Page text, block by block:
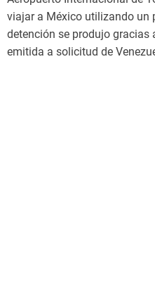
viajar a México utilizando un
detención se produjo gracias
emitida a solicitud de